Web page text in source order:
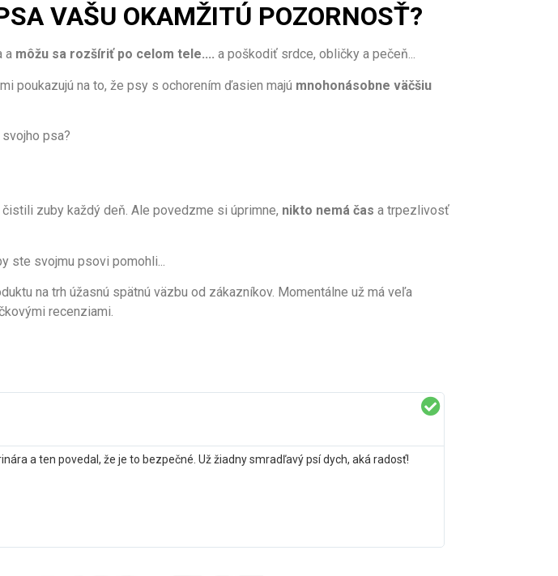
VAŠU OKAMŽITÚ POZORNOSŤ?
a môžu sa rozšíriť po celom tele.... a poškodiť srdce, obličky a pečeň...
poukazujú na to, že psy s ochorením ďasien majú mnohonásobne väčšiu
psa?
zuby každý deň. Ale povedzme si úprimne, nikto nemá čas a trpezlivosť
ste svojmu psovi pomohli...
na trh úžasnú spätnú väzbu od zákazníkov. Momentálne už má veľa
recenziami.
a ten povedal, že je to bezpečné. Už žiadny smradľavý psí dych, aká radosť!